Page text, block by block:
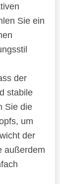
Sie ein
der
stabile
Sie die
um
der
außerdem